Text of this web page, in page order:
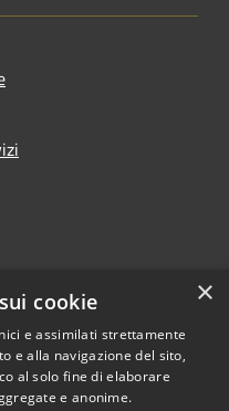
Copyright © 2026 • Comune di
Bussolengo • Powered by
×
cookie
e assimilati strettamente
e alla navigazione del sito,
al solo fine di elaborare
e anonime.